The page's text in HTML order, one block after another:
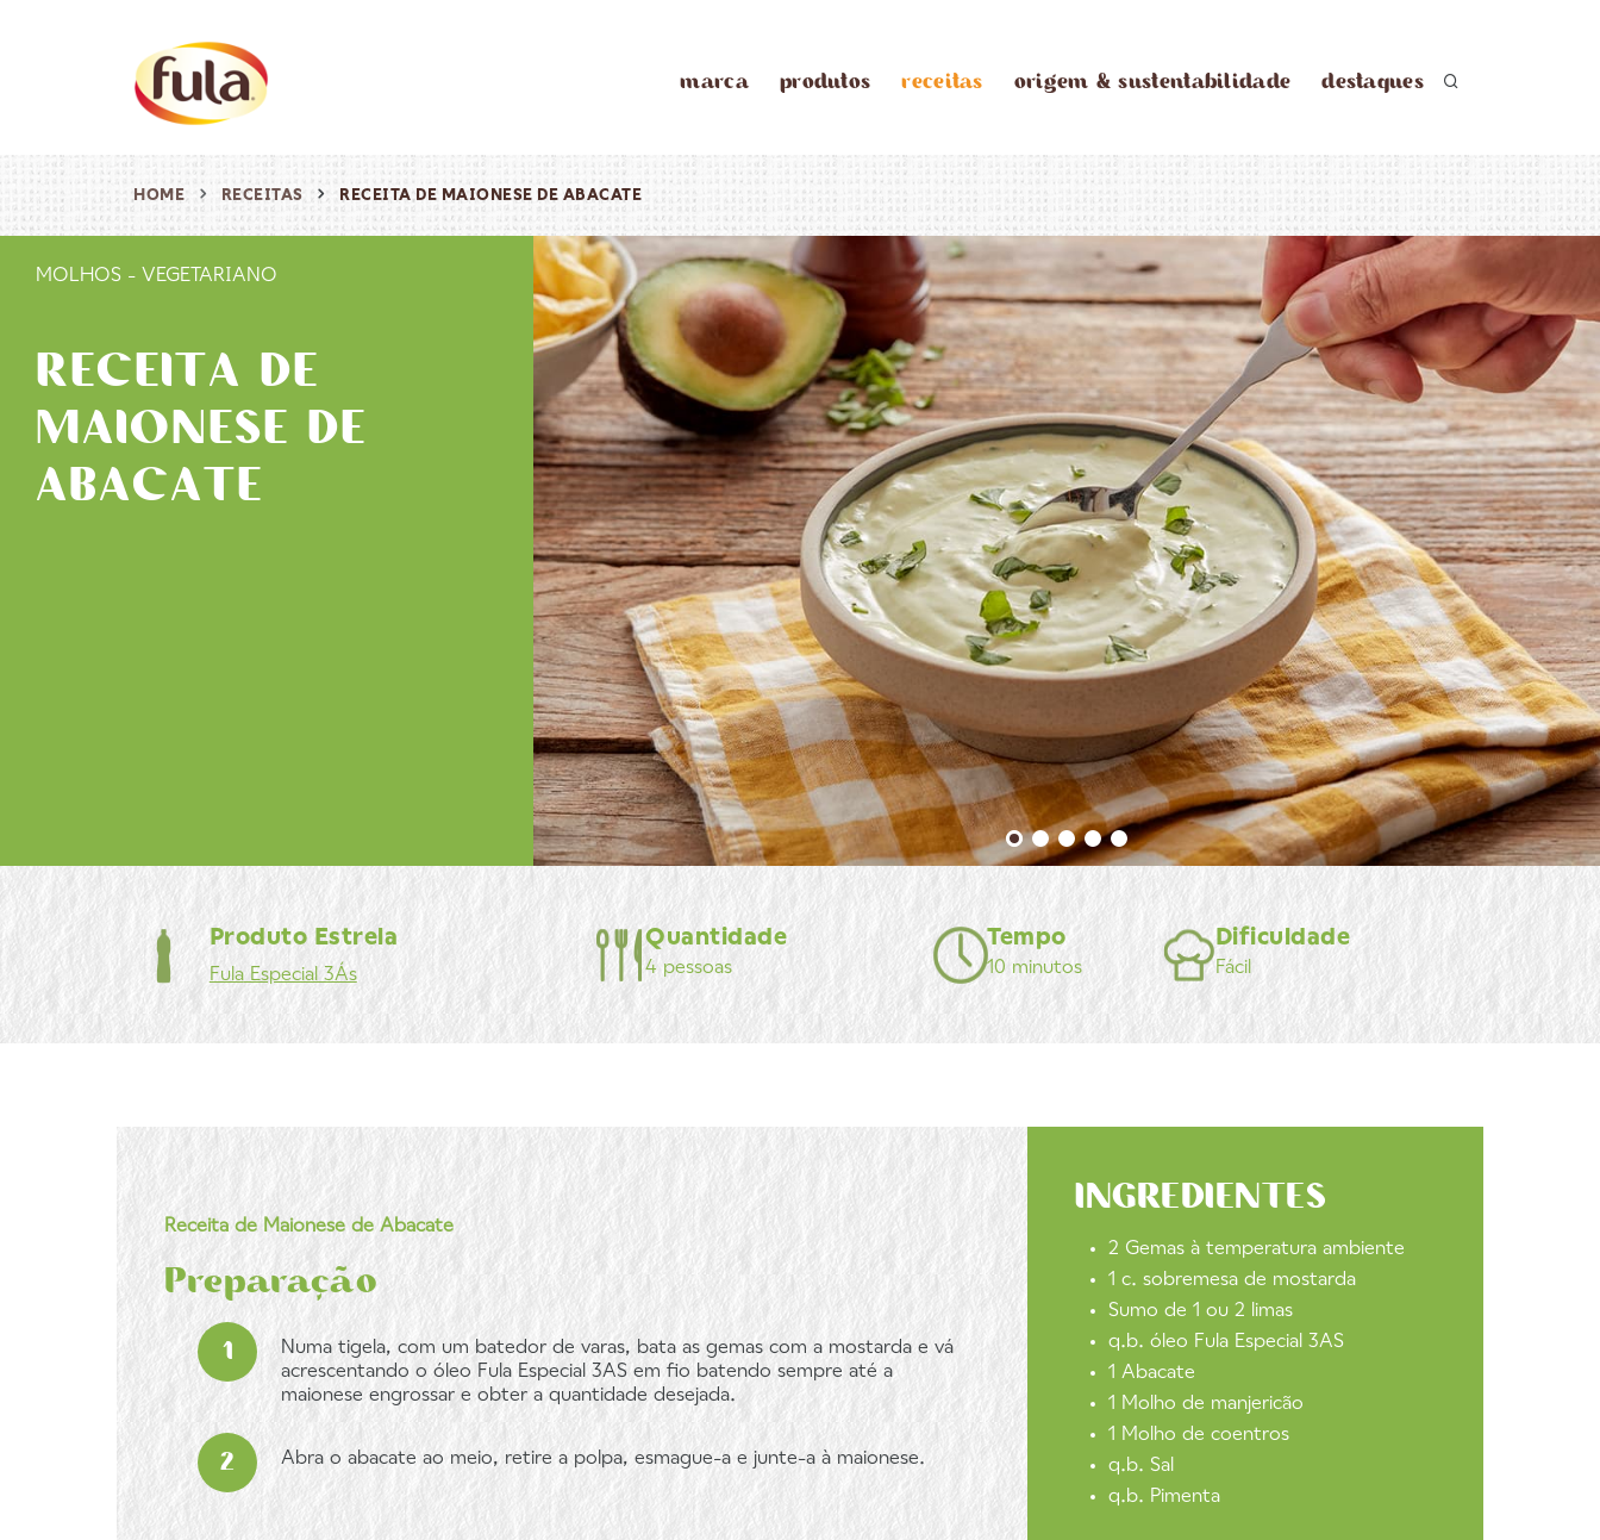
marca produtos receitas origem & sustentabilidade destaques
HOME RECEITAS RECEITA DE MAIONESE DE ABACATE
MOLHOS - VEGETARIANO
RECEITA DE
MAIONESE DE
ABACATE
Produto Estrela
FulaEspecial 3Ás
Quantidade
4 pessoas
Tempo
10 minutos
Dificuldade
Fácil
Receita de Maionese de Abacate
Preparação
Numa tigela, com um batedor de varas, bata as gemas com a mostarda e vá
acrescentando o óleo Fula Especial 3AS em fio batendo sempre até a
maionese engrossar e obter a quantidade desejada.
Abra o abacate ao meio, retire a polpa, esmague-a e junte-a à maionese.
INGREDIENTES
2 Gemas à temperatura ambiente
1 c. sobremesa de mostarda
Sumo de 1 ou 2 limas
q.b. óleo Fula Especial 3AS
1 Abacate
1 Molho de manjericão
1 Molho de coentros
q.b. Sal
q.b. Pimenta